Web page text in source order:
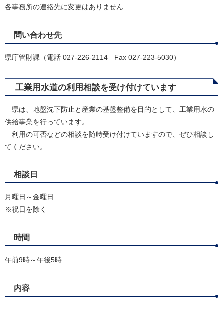
各事務所の連絡先に変更はありません
問い合わせ先
県庁管財課（電話 027-226-2114 Fax 027-223-5030）
工業用水道の利用相談を受け付けています
県は、地盤沈下防止と産業の基盤整備を目的として、工業用水の
供給事業を行っています。
利用の可否などの相談を随時受け付けていますので、ぜひ相談し
てください。
相談日
月曜日～金曜日
※祝日を除く
時間
午前9時～午後5時
内容